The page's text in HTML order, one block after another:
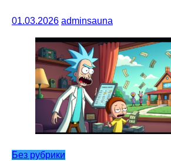
01.03.2026 adminsauna
Без рубрики